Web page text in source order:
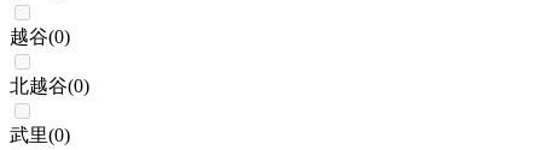
越谷(0)
北越谷(0)
武里(0)